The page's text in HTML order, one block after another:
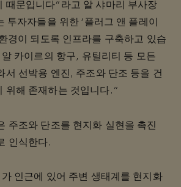
때문입니다”라고 알 샤마리 부사장
투자자들을 위한 '플러그 앤 플레이
경이 되도록 인프라를 구축하고 있습
카이르의 항구, 유틸리티 등 모든
서 선박용 엔진, 주조와 단조 등을 건
위해 존재하는 것입니다. “
주조와 단조를 현지화 실현을 촉진
인식한다.
인근에 있어 주변 생태계를 현지화